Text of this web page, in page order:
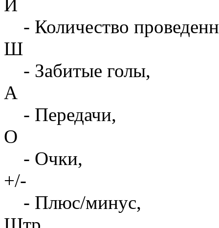
И
- Количество
Ш
- Забитые голы,
А
- Передачи,
О
- Очки,
+/-
- Плюс/минус,